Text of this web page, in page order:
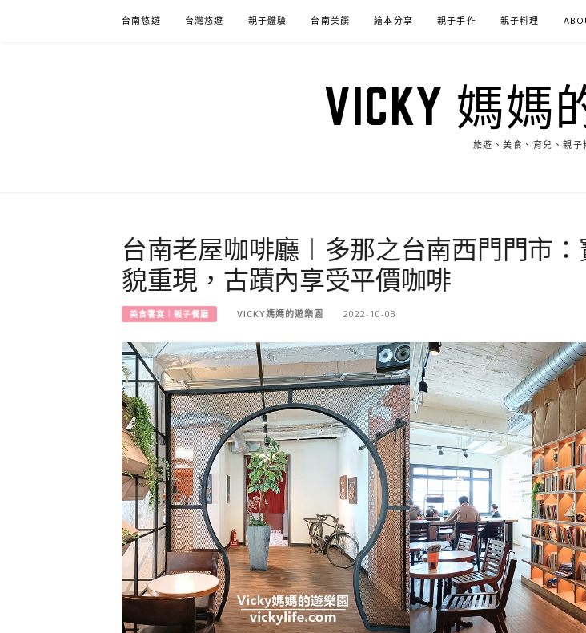
台南悠遊 台灣悠遊 親子體驗 台南美饌 繪本分享 親子手作 親子料理
VICKY 媽媽
旅遊、美食、育兒、親子
台南老屋咖啡廳︱多那之台南西門門市
貌重現，古蹟內享受平價咖啡
美食饗宴︱親子餐廳 VICKY媽媽的遊樂園 2022-10-03